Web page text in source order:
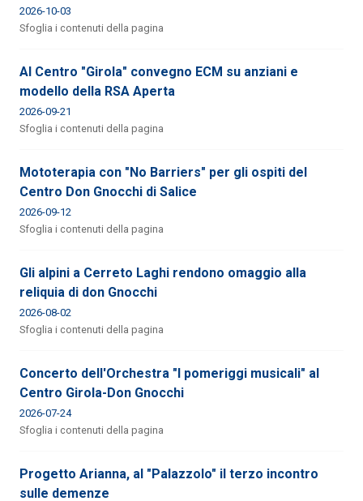
2026-10-03
Sfoglia i contenuti della pagina
Al Centro "Girola" convegno ECM su anziani e
modello della RSA Aperta
2026-09-21
Sfoglia i contenuti della pagina
Mototerapia con "No Barriers" per gli ospiti del
Centro Don Gnocchi di Salice
2026-09-12
Sfoglia i contenuti della pagina
Gli alpini a Cerreto Laghi rendono omaggio alla
reliquia di don Gnocchi
2026-08-02
Sfoglia i contenuti della pagina
Concerto dell'Orchestra "I pomeriggi musicali" al
Centro Girola-Don Gnocchi
2026-07-24
Sfoglia i contenuti della pagina
Progetto Arianna, al "Palazzolo" il terzo incontro
sulle demenze